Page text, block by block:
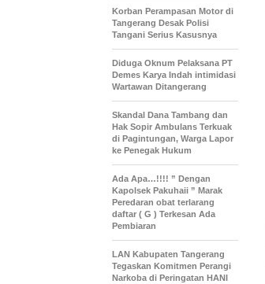
Korban Perampasan Motor di
Tangerang Desak Polisi
Tangani Serius Kasusnya
Diduga Oknum Pelaksana PT
Demes Karya Indah intimidasi
Wartawan Ditangerang
Skandal Dana Tambang dan
Hak Sopir Ambulans Terkuak
di Pagintungan, Warga Lapor
ke Penegak Hukum
Ada Apa…!!!! ” Dengan
Kapolsek Pakuhaii ” Marak
Peredaran obat terlarang
daftar ( G ) Terkesan Ada
Pembiaran
LAN Kabupaten Tangerang
Tegaskan Komitmen Perangi
Narkoba di Peringatan HANI